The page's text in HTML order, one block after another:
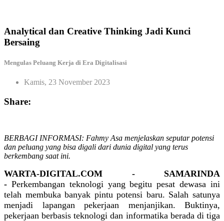
Analytical dan Creative Thinking Jadi Kunci
Bersaing
Mengulas Peluang Kerja di Era Digitalisasi
Kamis, 23 November 2023
Share:
BERBAGI INFORMASI: Fahmy Asa menjelaskan seputar potensi
dan peluang yang bisa digali dari dunia digital yang terus
berkembang saat ini.
WARTA-DIGITAL.COM - SAMARINDA
- Perkembangan teknologi yang begitu pesat dewasa ini
telah membuka banyak pintu potensi baru. Salah satunya
menjadi lapangan pekerjaan menjanjikan. Buktinya,
pekerjaan berbasis teknologi dan informatika berada di tiga